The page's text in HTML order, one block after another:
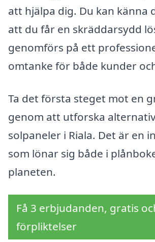
att hjälpa dig. Du kan känna
att du får en skräddarsydd
genomförs på ett
omtanke för både kunder
Ta det första steget mot en
genom att utforska
solpaneler i Riala. Det är en
som lönar sig både i
planeten.
Få 3 erbjudanden, gratis
förpliktelser